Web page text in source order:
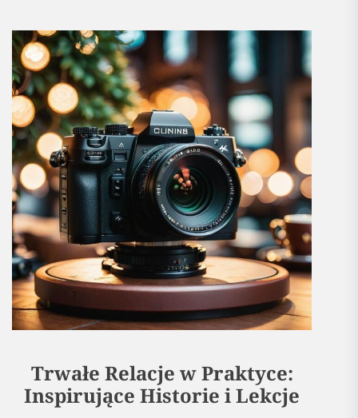
Trwałe Relacje w Praktyce:
Inspirujące Historie i Lekcje